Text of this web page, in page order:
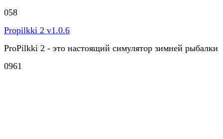
058
Propilkki 2 v1.0.6
ProPilkki 2 - это настоящий симулятор зимней рыбалки
0961